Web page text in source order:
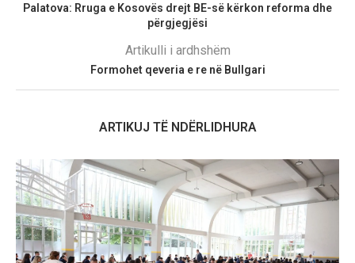
Palatova: Rruga e Kosovës drejt BE-së kërkon reforma dhe
përgjegjësi
Artikulli i ardhshëm
Formohet qeveria e re në Bullgari
ARTIKUJ TË NDËRLIDHURA